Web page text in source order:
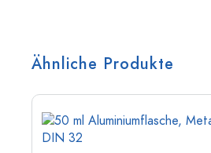
Ähnliche Produkte